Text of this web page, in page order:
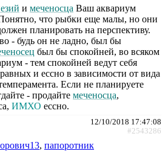
и меченосца Ваш аквариум
что рыбки еще малы, но они
планировать на перспективу.
- будь он не ладно, был бы
был бы спокойней, во всяком
- тем спокойней ведут себя
и ессно в зависимости от вида
Если не планируете
- продайте меченосца,
ИМХО ессно.
12/10/2018 17:47:08
#2543286
, папоротник